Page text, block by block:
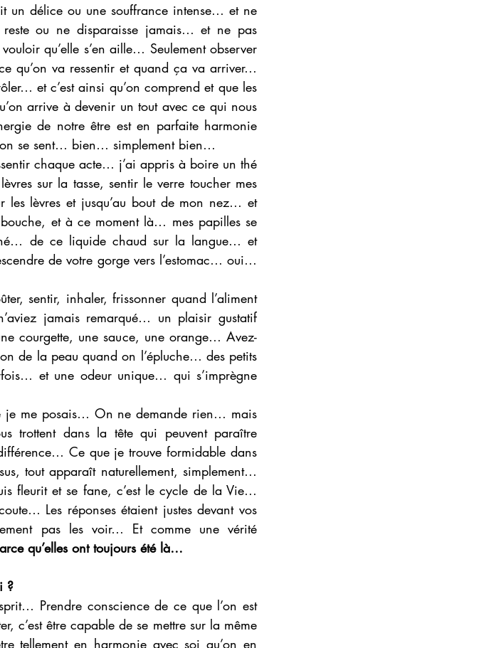
un délice ou une souffrance intense… et ne
reste ou ne disparaisse jamais… et ne pas
qu’elle s’en aille… Seulement observer
qu’on va ressentir et quand ça va arriver…
et c’est ainsi qu’on comprend et que les
arrive à devenir un tout avec ce qui nous
de notre être est en parfaite harmonie
se sent… bien… simplement bien…
chaque acte… j’ai appris à boire un thé
sur la tasse, sentir le verre toucher mes
les lèvres et jusqu’au bout de mon nez… et
et à ce moment là… mes papilles se
de ce liquide chaud sur la langue… et
de votre gorge vers l’estomac… oui…
sentir, inhaler, frissonner quand l’aliment
jamais remarqué… un plaisir gustatif
courgette, une sauce, une orange… Avez-
de la peau quand on l’épluche… des petits
et une odeur unique… qui s’imprègne
je me posais… On ne demande rien… mais
trottent dans la tête qui peuvent paraître
Ce que je trouve formidable dans
tout apparaît naturellement, simplement…
fleurit et se fane, c’est le cycle de la Vie…
Les réponses étaient justes devant vos
pas les voir… Et comme une vérité
qu’elles ont toujours été là…
?
Prendre conscience de ce que l’on est
c’est être capable de se mettre sur la même
tellement en harmonie avec soi qu’on en